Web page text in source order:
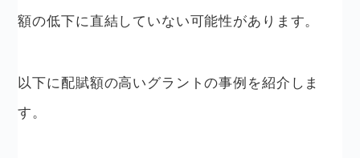
額の低下に直結していない可能性があります。
以下に配賦額の高いグラントの事例を紹介しま
す。